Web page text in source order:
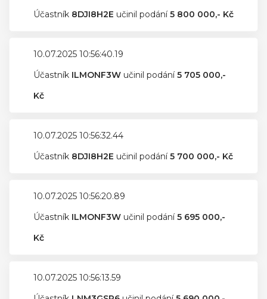
Účastník 8DJI8H2E učinil podání5 800 000,- Kč
10.07.2025 10:56:40.19
Účastník ILMONF3W učinil podání5 705 000,-
Kč
10.07.2025 10:56:32.44
Účastník 8DJI8H2E učinil podání5 700 000,- Kč
10.07.2025 10:56:20.89
Účastník ILMONF3W učinil podání5 695 000,-
Kč
10.07.2025 10:56:13.59